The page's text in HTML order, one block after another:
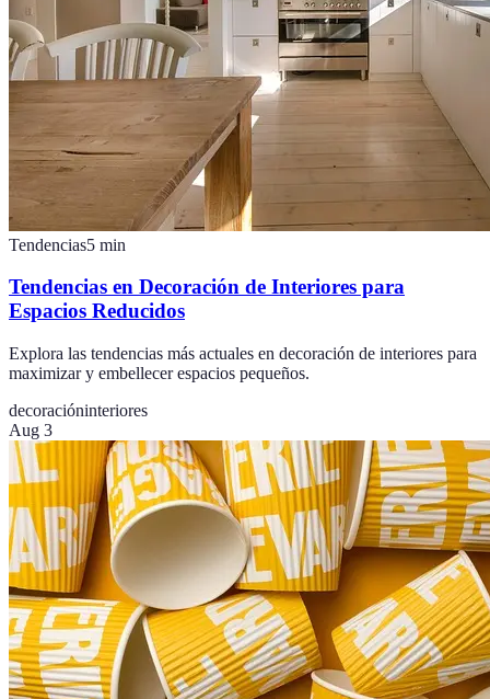
Tendencias5 min
Tendencias en Decoración de Interiores para
Espacios Reducidos
Explora las tendencias más actuales en decoración de interiores para
maximizar y embellecer espacios pequeños.
decoracióninteriores
Aug 3